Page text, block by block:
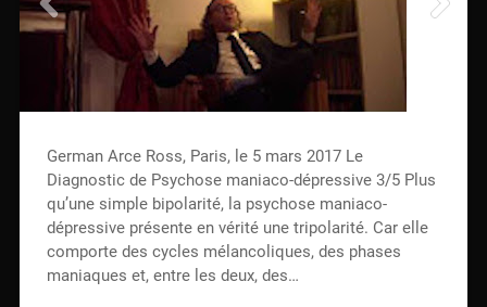
German Arce Ross, Paris, le 5 mars 2017 Le
Diagnostic de Psychose maniaco-dépressive 3/5 Plus
qu’une simple bipolarité, la psychose maniaco-
dépressive présente en vérité une tripolarité. Car elle
comporte des cycles mélancoliques, des phases
maniaques et, entre les deux, des…